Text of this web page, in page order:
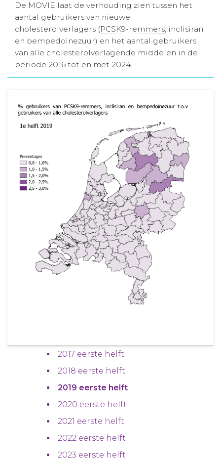
Winkelwagentje
Aanmelden nieuwsbrief
Inloggen
De MOVIE laat de verhouding zien tussen het
aantal gebruikers van nieuwe
cholesterolverlagers (PCSK9-remmers, inclisiran
en bempedoïnezuur) en het aantal gebruikers
van alle cholesterolverlagende middelen in de
periode 2016 tot en met 2024.
2017 eerste helft
2018 eerste helft
2019 eerste helft
2020 eerste helft
2021 eerste helft
2022 eerste helft
2023 eerste helft